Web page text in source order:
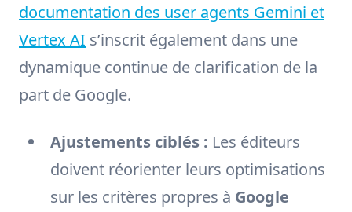
documentation des user agents Gemini et
Vertex AI s’inscrit également dans une
dynamique continue de clarification de la
part de Google.
Ajustements ciblés : Les éditeurs
doivent réorienter leurs optimisations
sur les critères propres à Google